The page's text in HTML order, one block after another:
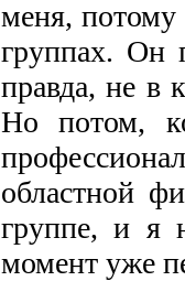
меня, потому
группах. Он
правда, не в
Но потом,
областной
группе, и я
момент уже